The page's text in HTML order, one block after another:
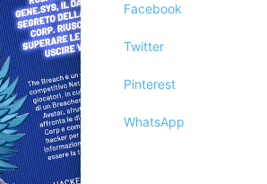
Facebook
Twitter
Pinterest
WhatsApp